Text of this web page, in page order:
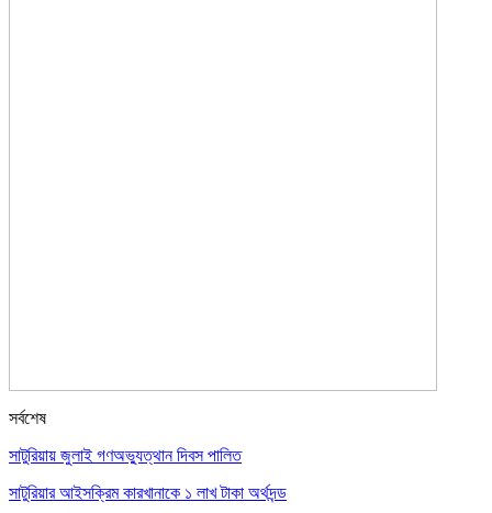
সর্বশেষ
সাটুরিয়ায় জুলাই গণঅভ্যুত্থান দিবস পালিত
সাটুরিয়ার আইসক্রিম কারখানাকে ১ লাখ টাকা অর্থদন্ড